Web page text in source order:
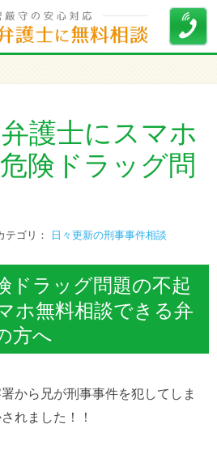
護士にスマホ
険ドラッグ問
テゴリ： 日々更新の刑事事件相談
ドラッグ問題の不起
ホ無料相談できる弁
方へ
から兄が刑事事件を犯してしま
れました！！